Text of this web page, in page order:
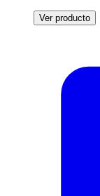
Ver producto